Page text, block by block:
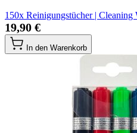
150x Reinigungstücher | Cleaning
19,90 €
In den Warenkorb